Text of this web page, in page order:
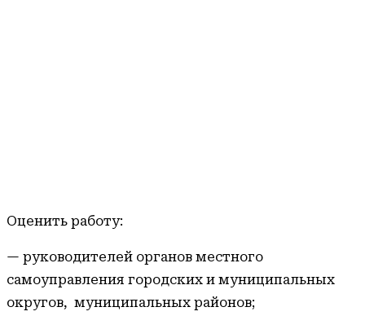
Оценить работу:
— руководителей органов местного
самоуправления городских и муниципальных
округов, муниципальных районов;